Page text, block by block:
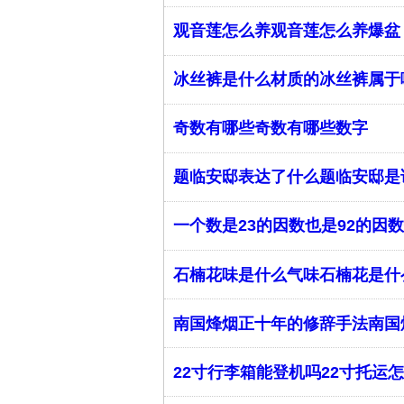
观音莲怎么养观音莲怎么养爆盆
冰丝裤是什么材质的冰丝裤属
奇数有哪些奇数有哪些数字
题临安邸表达了什么题临安邸
一个数是23的因数也是92的因
石楠花味是什么气味石楠花是
南国烽烟正十年的修辞手法南
22寸行李箱能登机吗22寸托运